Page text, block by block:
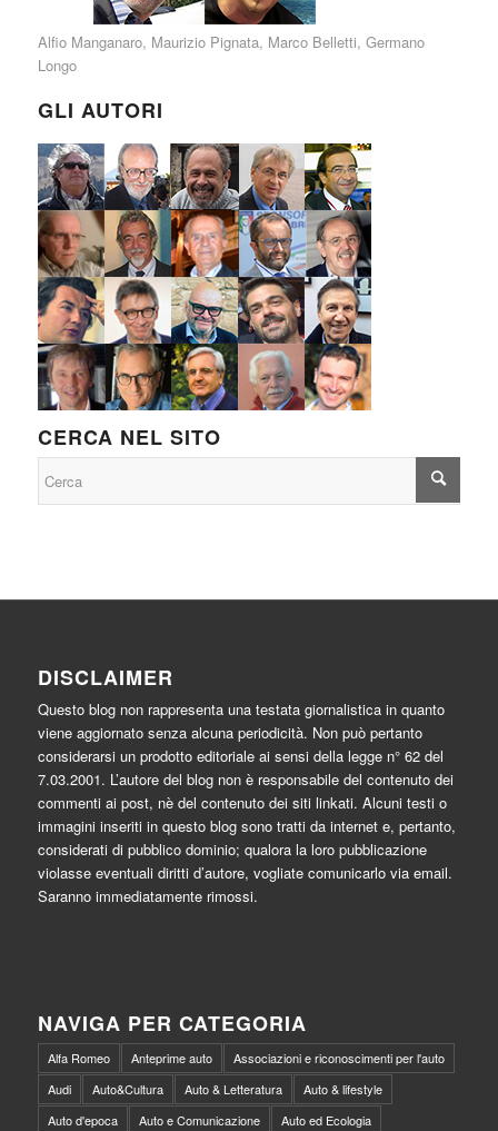
Alfio Manganaro, Maurizio Pignata, Marco Belletti, Germano
Longo
GLI AUTORI
CERCA NEL SITO
DISCLAIMER
Questo blog non rappresenta una testata giornalistica in quanto
viene aggiornato senza alcuna periodicità. Non può pertanto
considerarsi un prodotto editoriale ai sensi della legge n° 62 del
7.03.2001. L’autore del blog non è responsabile del contenuto dei
commenti ai post, nè del contenuto dei siti linkati. Alcuni testi o
immagini inseriti in questo blog sono tratti da internet e, pertanto,
considerati di pubblico dominio; qualora la loro pubblicazione
violasse eventuali diritti d’autore, vogliate comunicarlo via email.
Saranno immediatamente rimossi.
NAVIGA PER CATEGORIA
Alfa Romeo Anteprime auto
Associazioni e riconoscimenti per l'auto
Audi
Auto&Cultura Auto & Letteratura
Auto & lifestyle
Auto d'epoca
Auto e Comunicazione
Auto ed Ecologia